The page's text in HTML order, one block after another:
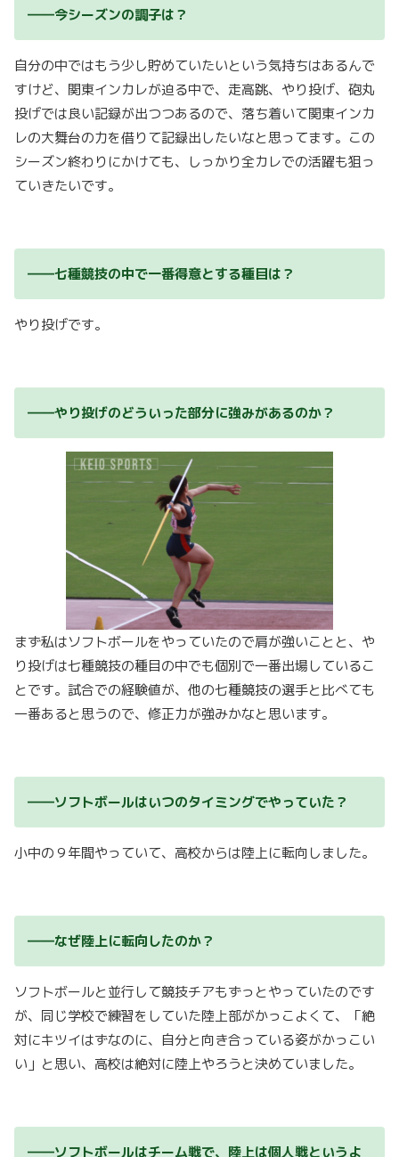
――今シーズンの調子は？
自分の中ではもう少し貯めていたいという気持ちはあるんで
すけど、関東インカレが迫る中で、走高跳、やり投げ、砲丸
投げでは良い記録が出つつあるので、落ち着いて関東インカ
レの大舞台の力を借りて記録出したいなと思ってます。この
シーズン終わりにかけても、しっかり全カレでの活躍も狙っ
ていきたいです。
――七種競技の中で一番得意とする種目は？
やり投げです。
――やり投げのどういった部分に強みがあるのか？
まず私はソフトボールをやっていたので肩が強いことと、や
り投げは七種競技の種目の中でも個別で一番出場しているこ
とです。試合での経験値が、他の七種競技の選手と比べても
一番あると思うので、修正力が強みかなと思います。
――ソフトボールはいつのタイミングでやっていた？
小中の９年間やっていて、高校からは陸上に転向しました。
――なぜ陸上に転向したのか？
ソフトボールと並行して競技チアもずっとやっていたのです
が、同じ学校で練習をしていた陸上部がかっこよくて、「絶
対にキツイはずなのに、自分と向き合っている姿がかっこい
い」と思い、高校は絶対に陸上やろうと決めていました。
――ソフトボールはチーム戦で、陸上は個人戦というよ